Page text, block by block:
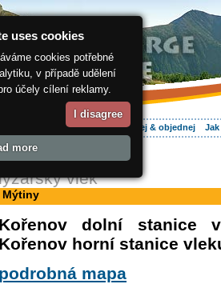
Ubytování Hledej & objednej
vlek
Mýtiny
Kořenov dolní stanice
Kořenov horní stanice
podrobná mapa
uses cookies
cookies potřebné
v případě udělení
účely cílení reklamy.
I disagree
more